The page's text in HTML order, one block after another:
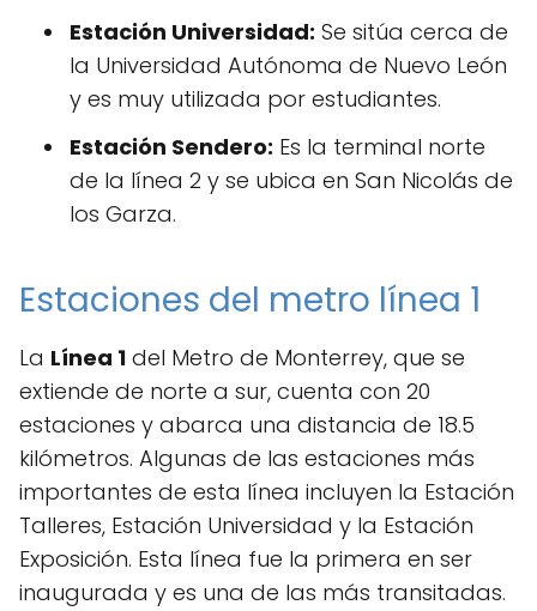
Estación Universidad: Se sitúa cerca de
la Universidad Autónoma de Nuevo León
y es muy utilizada por estudiantes.
Estación Sendero: Es la terminal norte
de la línea 2 y se ubica en San Nicolás de
los Garza.
Estaciones del metro línea 1
La Línea 1 del Metro de Monterrey, que se
extiende de norte a sur, cuenta con 20
estaciones y abarca una distancia de 18.5
kilómetros. Algunas de las estaciones más
importantes de esta línea incluyen la Estación
Talleres, Estación Universidad y la Estación
Exposición. Esta línea fue la primera en ser
inaugurada y es una de las más transitadas.